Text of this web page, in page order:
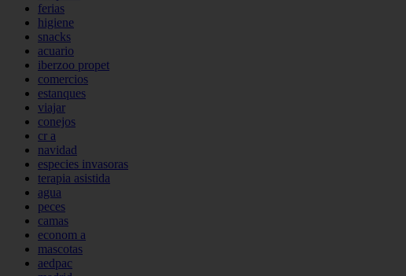
ferias
higiene
snacks
acuario
iberzoo propet
comercios
estanques
viajar
conejos
cr a
navidad
especies invasoras
terapia asistida
agua
peces
camas
econom a
mascotas
aedpac